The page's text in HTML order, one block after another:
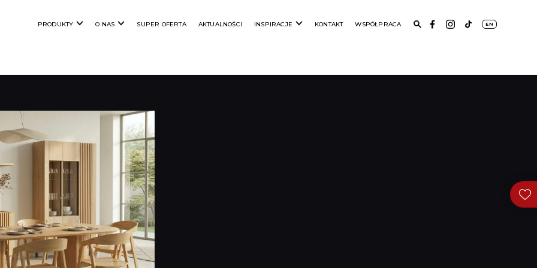
PRODUKTY O NAS SUPER OFERTA AKTUALNOŚCI INSPIRACJE KONTAKT WSPÓŁPRACA EN